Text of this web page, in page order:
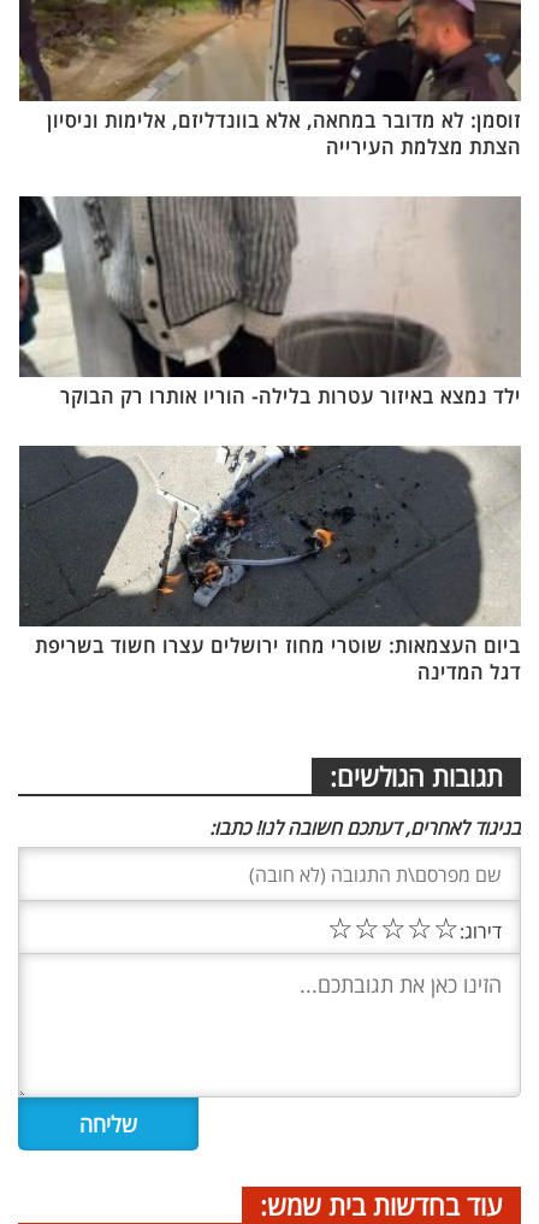
זוסמן: לא מדובר במחאה, אלא בוונדליזם, אלימות וניסיון
הצתת מצלמת העירייה
ילד נמצא באיזור עטרות בלילה- הוריו אותרו רק הבוקר
ביום העצמאות: שוטרי מחוז ירושלים עצרו חשוד בשריפת
דגל המדינה
תגובות הגולשים:
בניגוד לאחרים, דעתכם חשובה לנו! כתבו:
דירוג:☆
☆
☆
☆
☆
עוד בחדשות בית שמש: